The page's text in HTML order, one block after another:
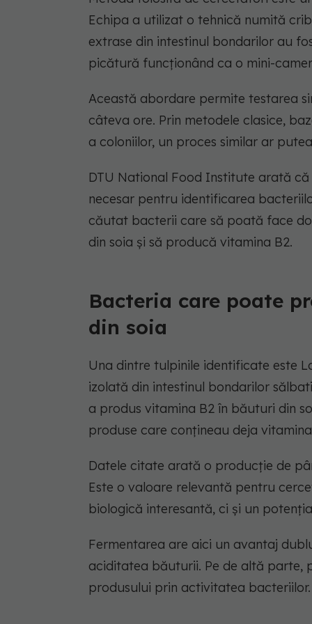
Echipa a utilizat o tehnică numită
extrase din intestinul bondarilor au
picătură funcționând ca o mini-
Această abordare permite testarea
câteva ore. Prin metodele clasice,
a coloniilor, un proces similar ar
DTU National Food Institute arată
necesar pentru identificarea
căutat bacterii care să poată face
din soia și să producă vitamina B2.
Bacteria care poate
din soia
Una dintre tulpinile identificate este
izolată din intestinul bondarilor
a produs vitamina B2 în băuturi din
produse care conțineau deja
Datele citate arată o producție de
Este o valoare relevantă pentru
biologică interesantă, ci și un
Fermentarea are aici un avantaj
aciditatea băuturii. Pe de altă
produsului prin activitatea bacteriilor.